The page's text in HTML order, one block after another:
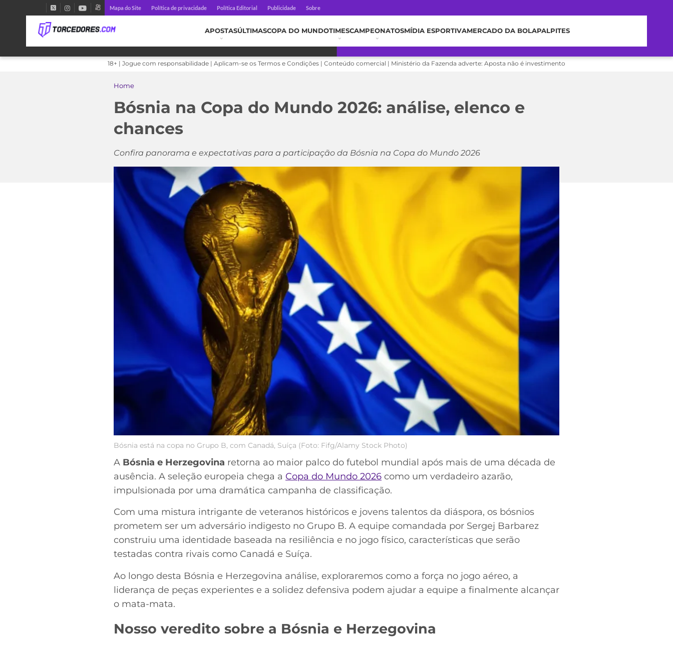
Mapa do Site Política de privacidade Política Editorial Publicidade Sobre
APOSTASÚLTIMASCOPA DO MUNDOTIMESCAMPEONATOSMÍDIA ESPORTIVAMERCADO DA BOLAPALPITES
18+ | Jogue com responsabilidade | Aplicam-se os Termos e Condições | Conteúdo comercial | Ministério da Fazenda adverte: Aposta não é investimento
Home
Bósnia na Copa do Mundo 2026: análise, elenco e
chances
Confira panorama e expectativas para a participação da Bósnia na Copa do Mundo 2026
Bósnia está na copa no Grupo B, com Canadá, Suíça (Foto: Fifg/Alamy Stock Photo)
A Bósnia e Herzegovina retorna ao maior palco do futebol mundial após mais de uma década de
ausência. A seleção europeia chega a Copa do Mundo 2026 como um verdadeiro azarão,
impulsionada por uma dramática campanha de classificação.
Com uma mistura intrigante de veteranos históricos e jovens talentos da diáspora, os bósnios
prometem ser um adversário indigesto no Grupo B. A equipe comandada por Sergej Barbarez
construiu uma identidade baseada na resiliência e no jogo físico, características que serão
testadas contra rivais como Canadá e Suíça.
Ao longo desta Bósnia e Herzegovina análise, exploraremos como a força no jogo aéreo, a
liderança de peças experientes e a solidez defensiva podem ajudar a equipe a finalmente alcançar
o mata-mata.
Nosso veredito sobre a Bósnia e Herzegovina